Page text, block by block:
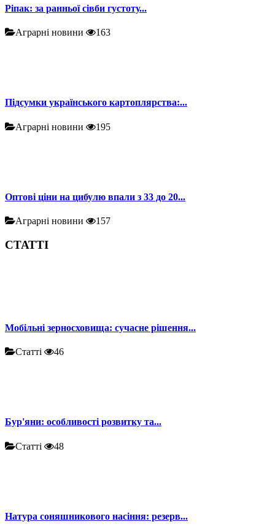
Ріпак: за ранньої сівби густоту...
Аграрні новини 163
Підсумки українського картоплярства:...
Аграрні новини 195
Оптові ціни на цибулю впали з 33 до 20...
Аграрні новини 157
СТАТТІ
Мобільні зерносховища: сучасне рішення...
Статті 46
Бур'яни: особливості розвитку та...
Статті 48
Натура соняшникового насіння: резерв...